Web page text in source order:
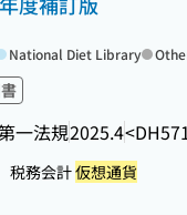
一法規2025.4
National Diet Library
税務会計仮想通貨